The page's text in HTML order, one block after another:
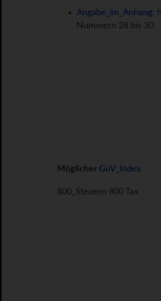
Angabe_im_Anhang:
Nummern 28 bis 30
Möglicher GuV_Index
800_Steuern 800 Tax